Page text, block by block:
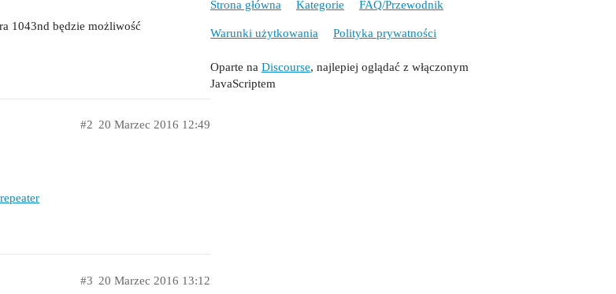
1043nd będzie możliwość
20 Marzec 2016 12:49
#2
20 Marzec 2016 13:12
#3
Strona główna Kategorie FAQ/Przewodnik
Warunki użytkowania Polityka prywatności
Oparte na Discourse, najlepiej oglądać z włączonym
JavaScriptem